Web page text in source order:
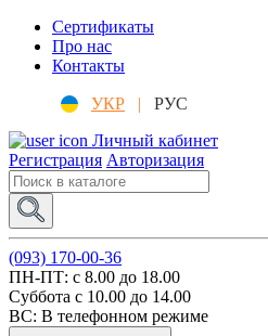
Сертификаты
Про нас
Контакты
УКР |
РУС
Личный кабинет
Регистрация Авторизация
(093) 170-00-36
ПН-ПТ: c 8.00 до 18.00
Суббота с 10.00 до 14.00
ВС: В телефонном режиме